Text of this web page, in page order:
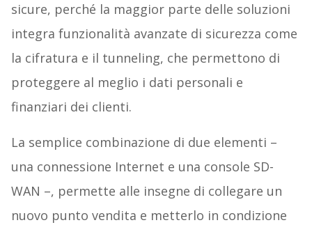
sicure, perché la maggior parte delle soluzioni
integra funzionalità avanzate di sicurezza come
la cifratura e il tunneling, che permettono di
proteggere al meglio i dati personali e
finanziari dei clienti.
La semplice combinazione di due elementi –
una connessione Internet e una console SD-
WAN –, permette alle insegne di collegare un
nuovo punto vendita e metterlo in condizione